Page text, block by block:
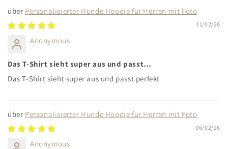
Personalisierter Hunde Hoodie für Herren mit Foto
11/02/26
Anonymous
Das T-Shirt sieht super aus und passt…
Das T-Shirt sieht super aus und passt perfekt
Personalisierter Hunde Hoodie für Herren mit Foto
06/02/26
Anonymous